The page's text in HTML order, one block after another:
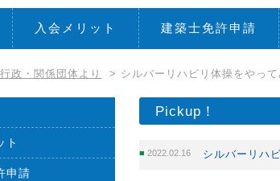
入会メリット 建築士免許申請
行政・関係団体より > シルバーリハビリ体操をやっ
Pickup！
2022.02.16 シルバーリハ
ト
申請